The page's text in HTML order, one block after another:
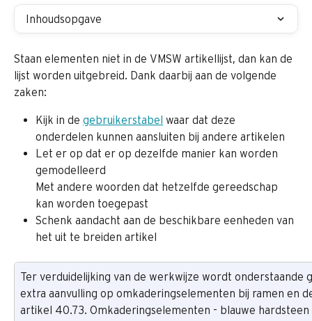
Inhoudsopgave
Staan elementen niet in de VMSW artikellijst, dan kan de
lijst worden uitgebreid. Dank daarbij aan de volgende
zaken:
Kijk in de gebruikerstabel waar dat deze
onderdelen kunnen aansluiten bij andere artikelen
Let er op dat er op dezelfde manier kan worden
gemodelleerd
Met andere woorden dat hetzelfde gereedschap
kan worden toegepast
Schenk aandacht aan de beschikbare eenheden van
het uit te breiden artikel
Ter verduidelijking van de werkwijze wordt
extra aanvulling op omkaderingselementen bij ramen en
artikel 40.73. Omkaderingselementen - blauwe